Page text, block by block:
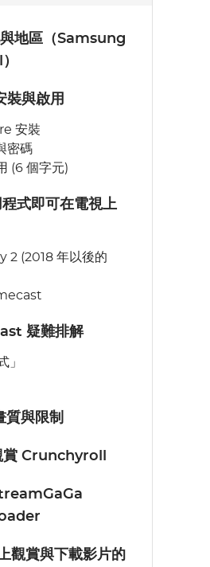
地區（Samsung
與啟用
安裝
密碼
(6 個字元)
式即可在電視上
(2018 年以後的
疑難排解
」
與限制
賞 Crunchyroll
賞與下載影片的